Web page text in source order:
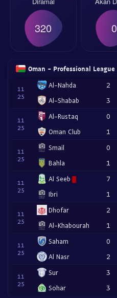
320 0
Oman - Professional League
11
25
Al-Nahda
Al-Shabab
2
3
11
25
Al-Rustaq
Oman Club
0
1
11
25
Smail
Bahla
0
1
11
25
Al Seeb
Ibri
7
1
11
25
Dhofar
Al-Khabourah
2
1
11
25
Saham
Al Nasr
0
2
11
25
Sur
Sohar
3
3